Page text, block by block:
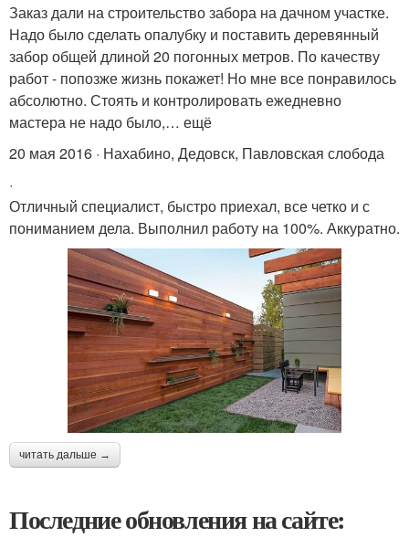
Заказ дали на строительство забора на дачном участке.
Надо было сделать опалубку и поставить деревянный
забор общей длиной 20 погонных метров. По качеству
работ - попозже жизнь покажет! Но мне все понравилось
абсолютно. Стоять и контролировать ежедневно
мастера не надо было,… ещё
20 мая 2016 · Нахабино, Дедовск, Павловская слобода
·
Отличный специалист, быстро приехал, все четко и с
пониманием дела. Выполнил работу на 100%. Аккуратно.
читать дальше →
Последние обновления на сайте: